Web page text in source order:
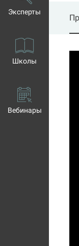
Эксперты
Школы
Вебинары